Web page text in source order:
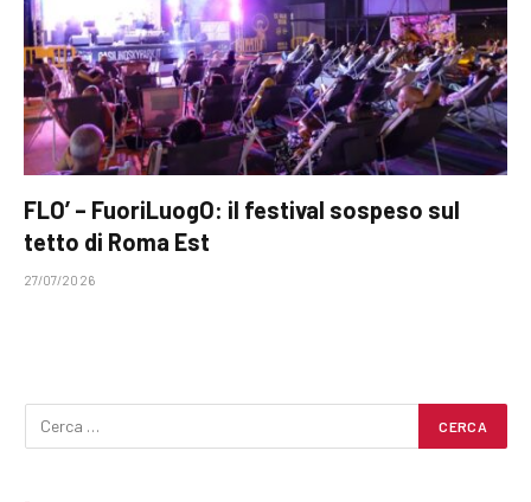
FLO’ – FuoriLuogO: il festival sospeso sul
tetto di Roma Est
27/07/2026